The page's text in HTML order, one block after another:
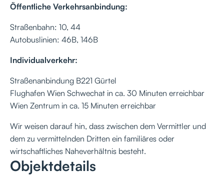
Öffentliche Verkehrsanbindung:
Straßenbahn: 10, 44
Autobuslinien: 46B, 146B
Individualverkehr:
Straßenanbindung B221 Gürtel
Flughafen Wien Schwechat in ca. 30 Minuten erreichbar
Wien Zentrum in ca. 15 Minuten erreichbar
Wir weisen darauf hin, dass zwischen dem Vermittler und
dem zu vermittelnden Dritten ein familiäres oder
wirtschaftliches Naheverhältnis besteht.
Objektdetails